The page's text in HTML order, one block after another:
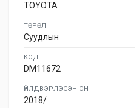
TOYOTA
ТӨРӨЛ
Суудлын
КОД
DM11672
ҮЙЛДВЭРЛЭСЭН ОН
2018/